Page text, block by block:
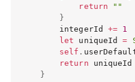
return
""
}
    integerId
+= 1
let uniqueId =
self .
return
}